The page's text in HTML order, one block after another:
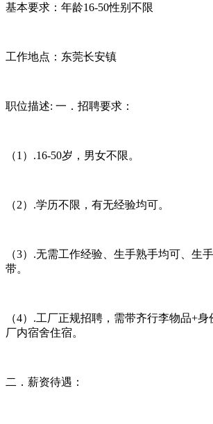
基本要求：年龄16-50性别不限
工作地点：东莞长安镇
职位描述: 一．招聘要求：
（1）.16-50岁，男女不限。
（2）.学历不限，有无经验均可。
（3）.无需工作经验、生手熟手均可、生
带。
（4）.工厂正规招聘，需带齐行李物品+
厂内宿舍住宿。
二．薪资待遇：